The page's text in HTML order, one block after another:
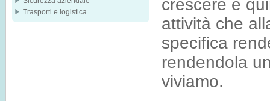
crescere e
attività che
specifica
rendendola
viviamo.
Trasporti e logistica